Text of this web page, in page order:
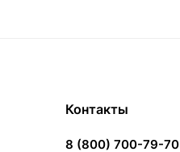
Контакты
8 (800) 700-79-70